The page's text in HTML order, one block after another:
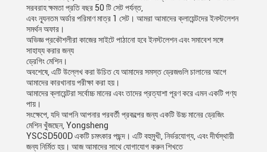
সরবরাহ ক্ষমতা প্রতি বছর 50 টি সেট পর্যন্ত,
এবং ন্যূনতম অর্ডার পরিমাণ মাত্র 1 সেট। আমরা আমাদের ক্লায়েন্টদের ইনস্টলেশন
সমর্থন অফার।
অভিজ্ঞ প্রকৌশলীরা কাজের সাইটে পাঠানো হবে ইনস্টলেশন এবং সমাবেশ সঙ্গে
সাহায্য করার জন্য
ড্রেগিং মেশিন।
অবশেষে, এটি উল্লেখ করা উচিত যে আমাদের সমস্ত ড্রেজগুলি চালানের আগে
আমাদের কারখানায় পরীক্ষা করা হয়।
আমাদের ক্লায়েন্টরা সর্বোচ্চ মানের এবং তাদের প্রত্যাশা পূরণ করে এমন একটি পণ্য
পায়।
সংক্ষেপে, যদি আপনি আপনার পরবর্তী প্রকল্পের জন্য একটি উচ্চ মানের ড্রেজিং
মেশিন খুঁজছেন, Yongsheng
YSCSD500D একটি চমৎকার পছন্দ। এটি বহুমুখী, নির্ভরযোগ্য, এবং দীর্ঘস্থায়ী
জন্য নির্মিত হয়। আজ আমাদের সাথে যোগাযোগ করুন শিখতে